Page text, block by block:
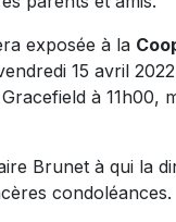
exposée à la
15 avril
à 11h00,
Brunet à qui la
condoléances.